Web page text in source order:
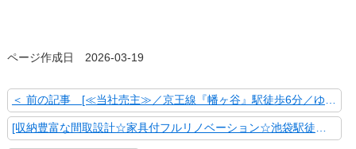
ページ作成日 2026-03-19
＜ 前の記事 [≪当社売主≫／京王線『幡ヶ谷』駅徒歩6分／ゆったり１DK／2004年築]
[収納豊富な間取設計☆家具付フルリノベーション☆池袋駅徒歩圏内☆] 次の記事 ＞